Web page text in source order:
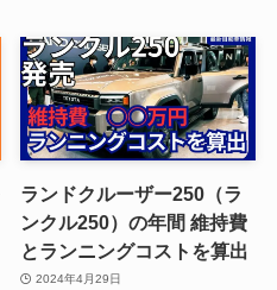
ランドクルーザー250（ラ
ンクル250）の年間 維持費
とランニングコストを算出
2024年4月29日